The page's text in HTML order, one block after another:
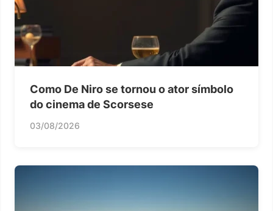
Como De Niro se tornou o ator símbolo
do cinema de Scorsese
03/08/2026